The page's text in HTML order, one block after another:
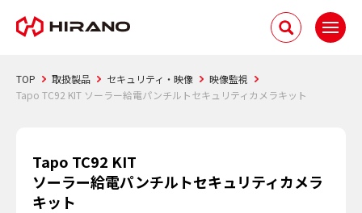
TOP 取扱製品 セキュリティ・映像
映像監視
Tapo TC92 KIT ソーラー給電パンチルトセキュリティカメラキット
Tapo TC92 KIT
ソーラー給電パンチルトセキュリティカメラ
キット